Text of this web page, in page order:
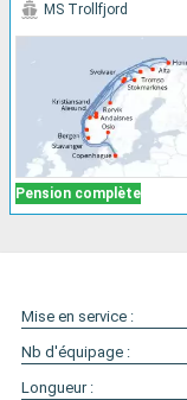
Pension complète
MS Trollfjord
Mise en service :
Nb d'équipage :
Longueur :